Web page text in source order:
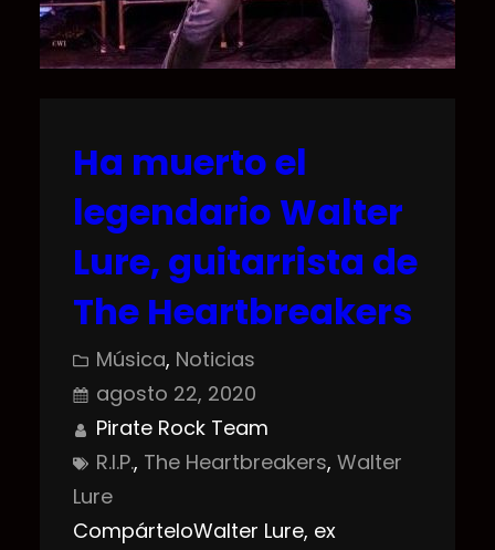
Ha muerto el
legendario Walter
Lure, guitarrista de
The Heartbreakers
Música, Noticias
agosto 22, 2020
Pirate Rock Team
R.I.P., The Heartbreakers, Walter
Lure
CompárteloWalter Lure, ex